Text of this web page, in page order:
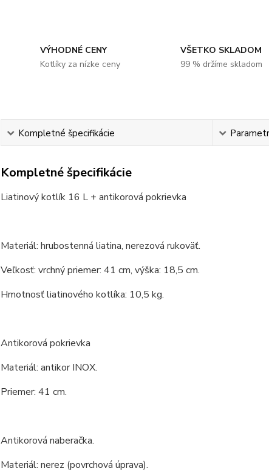
VÝHODNÉ CENY
Kotlíky za nízke ceny
VŠETKO SKLADOM
99 % držíme skladom
Kompletné špecifikácie
Kompletné špecifikácie
Liatinový kotlík 16 L + antikorová pokrievka
Materiál: hrubostenná liatina, nerezová rukoväť.
Veľkosť: vrchný priemer: 41 cm, výška: 18,5 cm.
Hmotnosť liatinového kotlíka: 10,5 kg.
Antikorová pokrievka
Materiál: antikor INOX.
Priemer: 41 cm.
Antikorová naberačka.
Materiál: nerez (povrchová úprava).